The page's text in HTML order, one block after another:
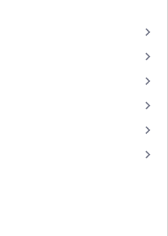
keyboard_arrow_right
keyboard_arrow_right
keyboard_arrow_right
keyboard_arrow_right
keyboard_arrow_right
keyboard_arrow_right